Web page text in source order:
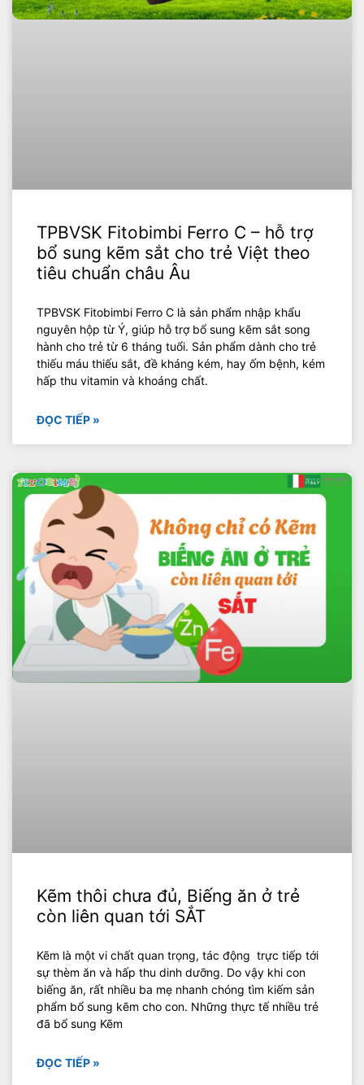
TPBVSK Fitobimbi Ferro C – hỗ trợ
bổ sung kẽm sắt cho trẻ Việt theo
tiêu chuẩn châu Âu
TPBVSK Fitobimbi Ferro C là sản phẩm nhập khẩu
nguyên hộp từ Ý, giúp hỗ trợ bổ sung kẽm sắt song
hành cho trẻ từ 6 tháng tuổi. Sản phẩm dành cho trẻ
thiếu máu thiếu sắt, đề kháng kém, hay ốm bệnh, kém
hấp thu vitamin và khoáng chất.
ĐỌC TIẾP »
Kẽm thôi chưa đủ, Biếng ăn ở trẻ
còn liên quan tới SẮT
Kẽm là một vi chất quan trọng, tác động trực tiếp tới
sự thèm ăn và hấp thu dinh dưỡng. Do vậy khi con
biếng ăn, rất nhiều ba mẹ nhanh chóng tìm kiếm sản
phẩm bổ sung kẽm cho con. Những thực tế nhiều trẻ
đã bổ sung Kẽm
ĐỌC TIẾP »